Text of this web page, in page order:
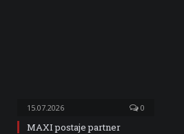
15.07.2026 0
MAXI postaje partner